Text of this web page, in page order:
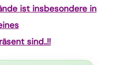
ist insbesondere in
sind..!!